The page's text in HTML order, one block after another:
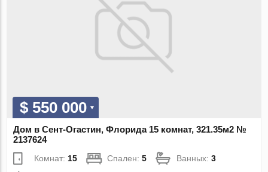
$ 550 000
Дом в Сент-Огастин, Флорида 15 комнат, 321.35м2 №
2137624
Комнат: 15 Спален:5 Ванных:3